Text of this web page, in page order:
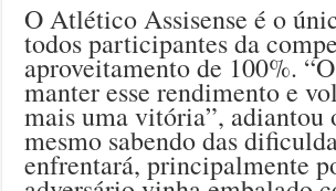
O Atlético Assisense é o
todos participantes da
aproveitamento de 100%.
manter esse rendimento e
mais uma vitória”, adiantou
mesmo sabendo das
enfrentará, principalmente